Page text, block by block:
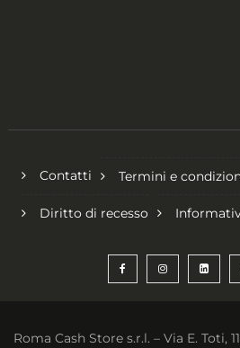
Contatti Termini e
Diritto di recesso
Roma Cash Store s.r.l. – Via E. Toti,